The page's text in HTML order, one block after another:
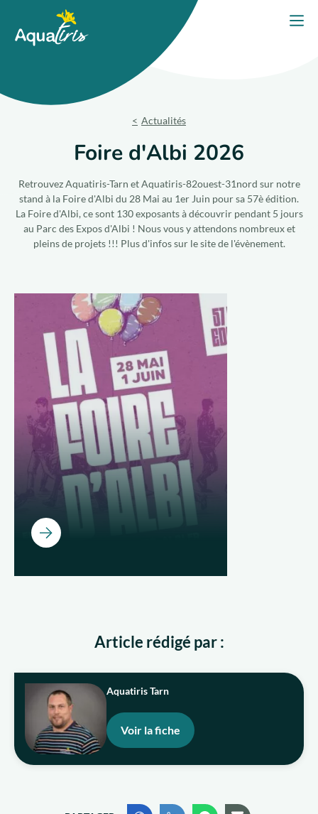
Qui sommes-nous ?
Nous rejoindre
FR
Nos solutions
Nos engagements
Nos conseils
Trouver un expert
Actualités
Foire d'Albi 2026
Retrouvez Aquatiris-Tarn et Aquatiris-82ouest-31nord sur notre
stand à la Foire d'Albi du 28 Mai au 1er Juin pour sa 57è édition.
La Foire d'Albi, ce sont 130 exposants à découvrir pendant 5 jours
au Parc des Expos d'Albi ! Nous vous y attendons nombreux et
pleins de projets !!! Plus d'infos sur le site de l'évènement.
Article rédigé par :
Aquatiris Tarn
Voir la fiche